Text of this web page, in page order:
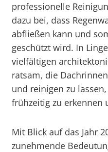
professionelle
dazu bei, dass
abfließen kann und
geschützt wird. In
vielfältigen
ratsam, die
und reinigen zu
frühzeitig zu erkennen
Mit Blick auf das Jahr
zunehmende